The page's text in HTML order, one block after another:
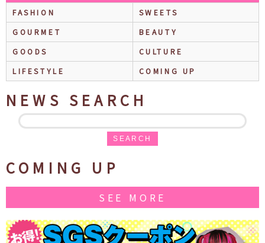
FASHION
SWEETS
GOURMET
BEAUTY
GOODS
CULTURE
LIFESTYLE
COMING UP
NEWS SEARCH
SEARCH
COMING UP
SEE MORE